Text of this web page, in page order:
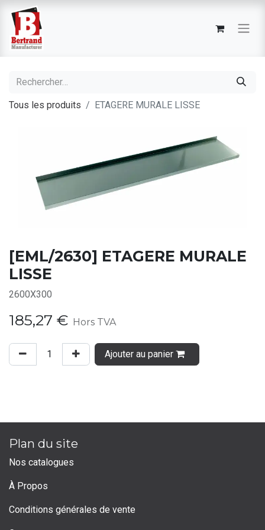
Tous les produits ETAGERE MURALE LISSE
[EML/2630] ETAGERE MURALE
LISSE
2600X300
185,27 € Hors TVA
Ajouter au panier
Plan du site
Nos catalogues
À Propos
Conditions générales de vente